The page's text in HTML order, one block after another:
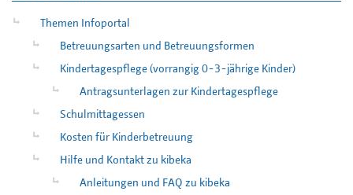
Themen Infoportal
Betreuungsarten und Betreuungsformen
Kindertagespflege (vorrangig 0-3-jährige Kinder)
Antragsunterlagen zur Kindertagespflege
Schulmittagessen
Kosten für Kinderbetreuung
Hilfe und Kontakt zu kibeka
Anleitungen und FAQ zu kibeka